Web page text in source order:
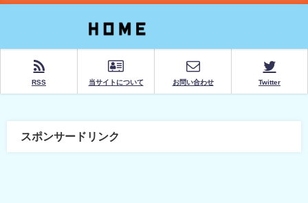
RSS 当サイトについて お問い合わせ Twitter
スポンサードリンク